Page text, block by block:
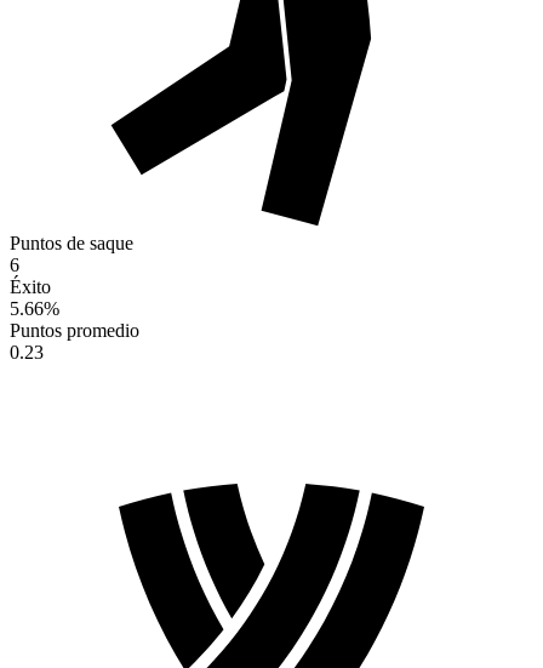
Puntos de saque
6
Éxito
5.66%
Puntos promedio
0.23